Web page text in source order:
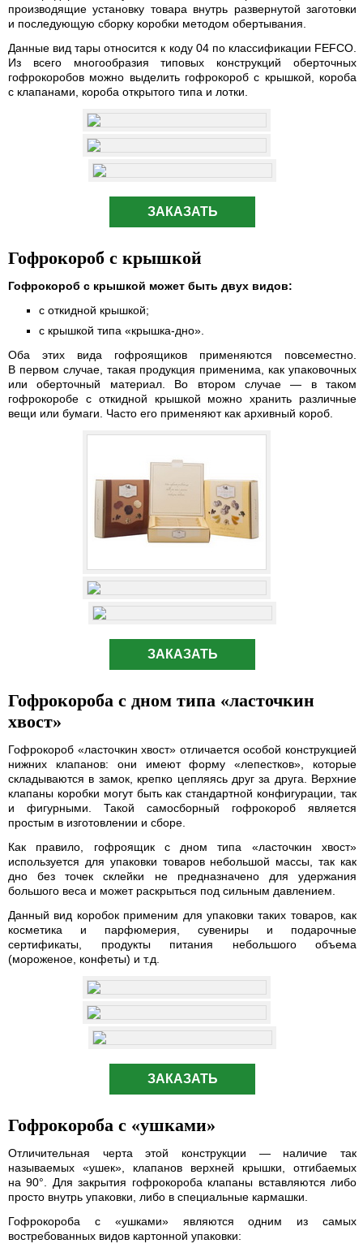
производящие установку товара внутрь развернутой заготовки
и последующую сборку коробки методом обертывания.
Данные вид тары относится к коду 04 по классификации FEFCO.
Из всего многообразия типовых конструкций оберточных
гофрокоробов можно выделить гофрокороб с крышкой, короба
с клапанами, короба открытого типа и лотки.
ЗАКАЗАТЬ
Гофрокороб с крышкой
Гофрокороб с крышкой может быть двух видов:
с откидной крышкой;
с крышкой типа «крышка-дно».
Оба этих вида гофроящиков применяются повсеместно.
В первом случае, такая продукция применима, как упаковочных
или оберточный материал. Во втором случае — в таком
гофрокоробе с откидной крышкой можно хранить различные
вещи или бумаги. Часто его применяют как архивный короб.
ЗАКАЗАТЬ
Гофрокороба с дном типа «ласточкин
хвост»
Гофрокороб «ласточкин хвост» отличается особой конструкцией
нижних клапанов: они имеют форму «лепестков», которые
складываются в замок, крепко цепляясь друг за друга. Верхние
клапаны коробки могут быть как стандартной конфигурации, так
и фигурными. Такой самосборный гофрокороб является
простым в изготовлении и сборе.
Как правило, гофроящик с дном типа «ласточкин хвост»
используется для упаковки товаров небольшой массы, так как
дно без точек склейки не предназначено для удержания
большого веса и может раскрыться под сильным давлением.
Данный вид коробок применим для упаковки таких товаров, как
косметика и парфюмерия, сувениры и подарочные
сертификаты, продукты питания небольшого объема
(мороженое, конфеты) и т.д.
ЗАКАЗАТЬ
Гофрокороба с «ушками»
Отличительная черта этой конструкции — наличие так
называемых «ушек», клапанов верхней крышки, отгибаемых
на 90°. Для закрытия гофрокороба клапаны вставляются либо
просто внутрь упаковки, либо в специальные кармашки.
Гофрокороба с «ушками» являются одним из самых
востребованных видов картонной упаковки: